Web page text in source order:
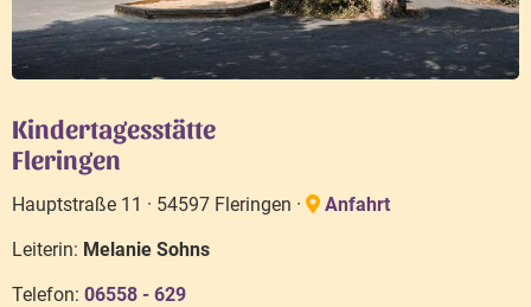
Kindertagesstätte
Fleringen
Hauptstraße 11 · 54597 Fleringen ·
Anfahrt
Leiterin: Melanie Sohns
Telefon: 06558 - 629